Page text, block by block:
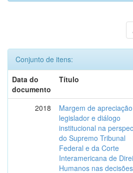
Conjunto de itens:
Data do
documento
Título
2018
Margem de
legislador e diálogo
institucional na
do Supremo Tribunal
Federal e da Corte
Interamericana de
Humanos nas decisões